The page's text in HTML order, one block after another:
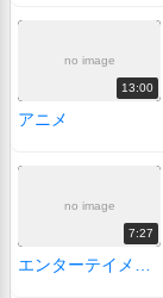
no image
13:00
アニメ
no image
7:27